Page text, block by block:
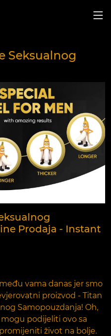
Seksualnog
Prodaja - Instant
vama danas jer smo
proizvod - Titan
Samopouzdanja! Oh,
podijeliti ovo sa
život na bolje.